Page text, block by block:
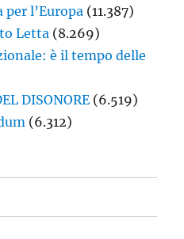
l’Europa (11.387)
Letta (8.269)
è il tempo delle
DISONORE (6.519)
(6.312)